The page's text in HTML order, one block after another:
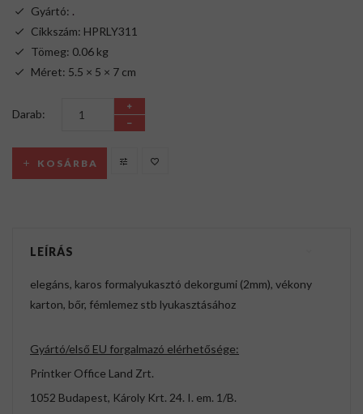
Gyártó: .
Cikkszám: HPRLY311
Tömeg: 0.06 kg
Méret: 5.5 × 5 × 7 cm
Darab:
KOSÁRBA
LEÍRÁS
elegáns, karos formalyukasztó dekorgumi (2mm), vékony
karton, bőr, fémlemez stb lyukasztásához
Gyártó/első EU forgalmazó elérhetősége:
Printker Office Land Zrt.
1052 Budapest, Károly Krt. 24. I. em. 1/B.